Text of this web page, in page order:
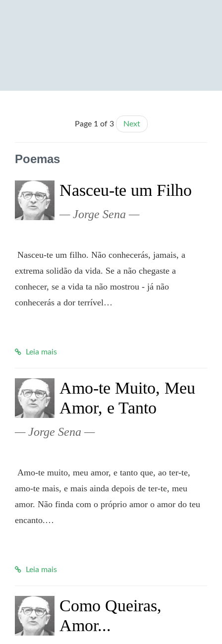
Page 1 of 3 Next
Poemas
Nasceu-te um Filho
Jorge Sena
extrema solidão da vida. Se a não chegaste a
conhecer, se a vida ta não mostrou - já não
conhecerás a dor terrível…
Leia mais
Amo-te Muito, Meu
Amor, e Tanto
Jorge Sena
amo-te mais, e mais ainda depois de ter-te, meu
amor. Não finda com o próprio amor o amor do teu
encanto.…
Leia mais
Como Queiras,
Amor...